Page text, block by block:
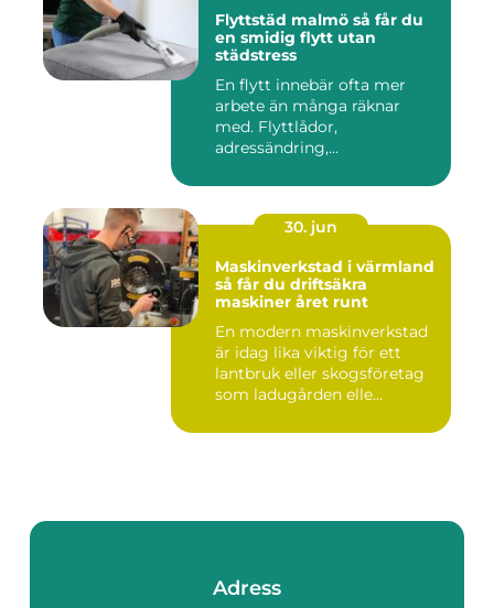
Flyttstäd malmö så får du
en smidig flytt utan
städstress
En flytt innebär ofta mer
arbete än många räknar
med. Flyttlådor,
adressändring,
30. jun
Maskinverkstad i värmland
så får du driftsäkra
maskiner året runt
En modern maskinverkstad
är idag lika viktig för ett
lantbruk eller skogsföretag
som ladugården elle...
Adress